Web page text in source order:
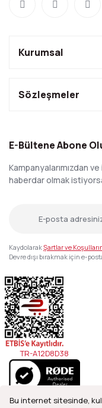
Bu internet sitesinde,
Kurumsal
Sözleşmeler
E-Bültene Abone
Kampanyalarımızdan
haberdar olmak
KaydolarakŞartlar ve
Devre dışı bırakmak için e-
TR-A12D8D38